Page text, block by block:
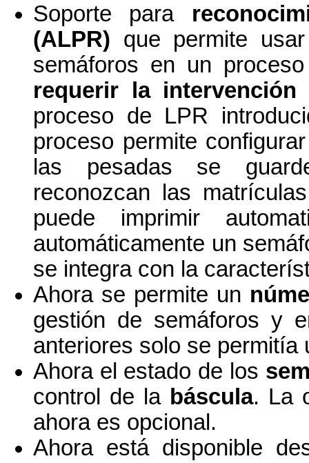
Soporte para
(ALPR) que permite
semáforos en un
requerir la
proceso de LPR
proceso permite
las pesadas se
reconozcan las
puede imprimir
automáticamente un
se integra con la
Ahora se permite un
gestión de semáforos y
anteriores solo se permitía
Ahora el estado de los
control de la báscula. La
ahora es opcional.
Ahora está disponible